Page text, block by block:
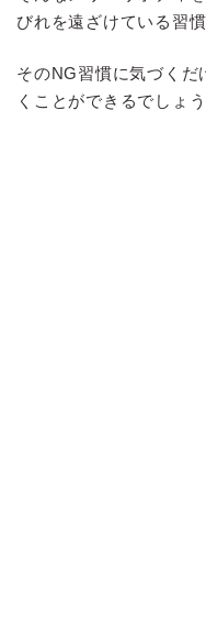
びれを遠ざけている習
そのNG習慣に気づくだ
くことができるでしょう